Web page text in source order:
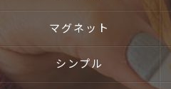
マグネット
シンプル